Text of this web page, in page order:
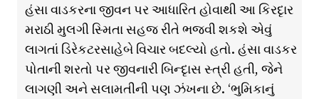
હંસા વાડકરના જીવન પર આધારિત હોવાથી આ કિરદૃાર
મરાઠી મુલગી સ્મિતા સહજ રીતે ભજવી શકશે એવું
લાગતાં ડિરેકટરસાહેબે વિચાર બદલ્યો હતો. હંસા વાડકર
પોતાની શરતો પર જીવનારી બિન્દૃાસ સ્ત્રી હતી, જેને
લાગણી અને સલામતીની પણ ઝંખના છે. ‘ભુમિકાનું